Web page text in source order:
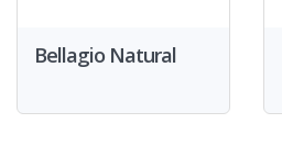
Bellagio Natural